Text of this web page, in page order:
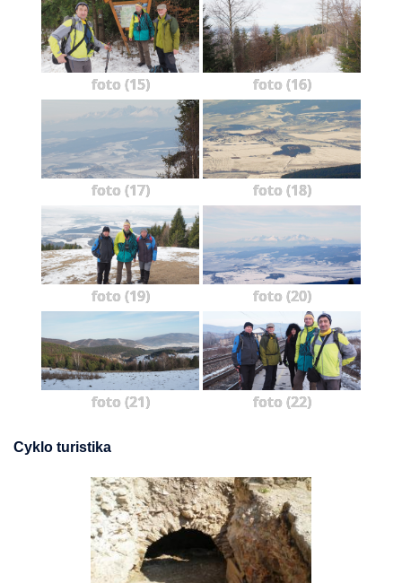
foto (15) foto (16)
foto (17) foto (18)
foto (19) foto (20)
foto (21) foto (22)
Cyklo turistika